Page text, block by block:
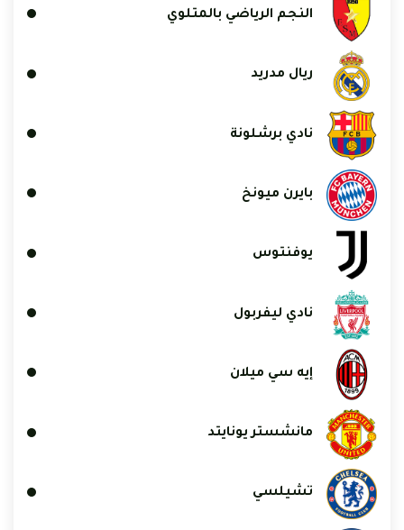
النجم الرياضي بالمتلوي
ريال مدريد
نادي برشلونة
بايرن ميونخ
يوفنتوس
نادي ليفربول
إيه سي ميلان
مانشستر يونايتد
تشيلسي